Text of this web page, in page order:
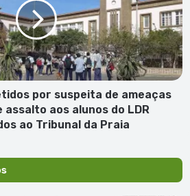
por suspeita de ameaças
aos alunos do LDR
ao Tribunal da Praia